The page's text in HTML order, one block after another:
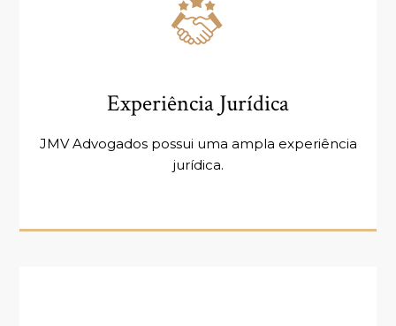
Experiência Jurídica
JMV Advogados possui uma ampla experiência
jurídica.